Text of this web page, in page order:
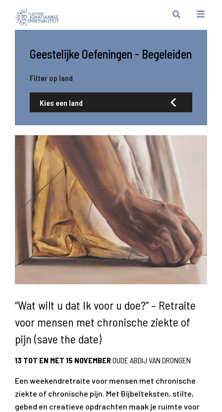
Geestelijke Oefeningen - Begeleiden
Filter op land
Kies een land
“Wat wilt u dat Ik voor u doe?” – Retraite
voor mensen met chronische ziekte of
pijn (save the date)
13 TOT EN MET 15 NOVEMBEROUDE ABDIJ VAN DRONGEN
Een weekendretraite voor mensen met chronische
ziekte of chronische pijn. Met Bijbelteksten, stilte,
gebed en creatieve opdrachten maak je ruimte voor